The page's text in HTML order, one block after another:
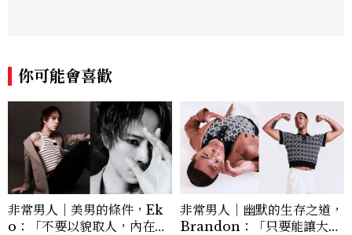
你可能會喜歡
非常男人｜美男的條件，Ek
o：「不要以貌取人，內在與
非常男人｜幽默的生存之道，
Brandon：「只要能讓大家